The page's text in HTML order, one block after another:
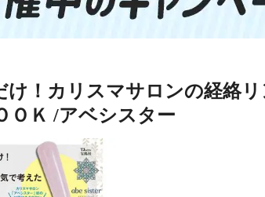
け！カリスマサロンの経絡
ＯＫ /アベシスター